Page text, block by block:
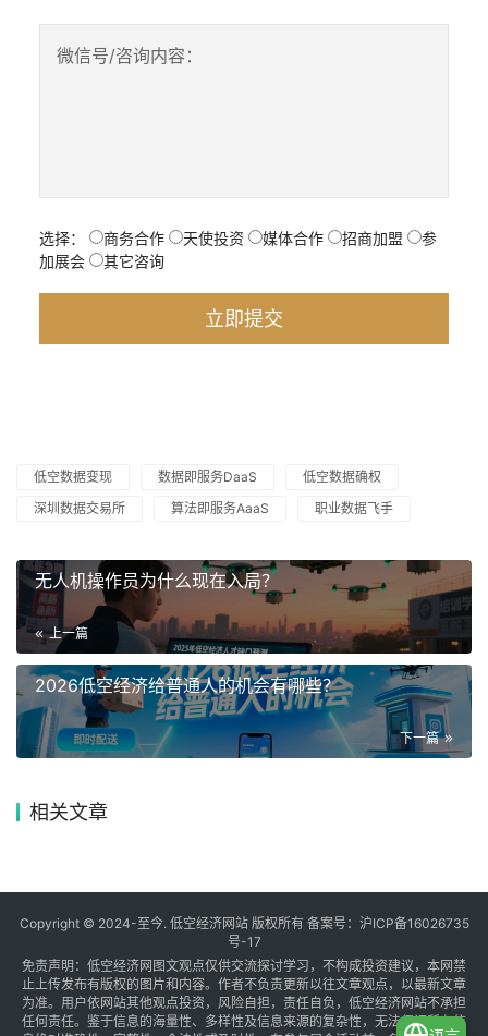
微信号/咨询内容：
选择： 商务合作 天使投资 媒体合作 招商加盟
参
加展会
其它咨询
低空数据变现 数据即服务DaaS
低空数据确权
深圳数据交易所
算法即服务AaaS 职业数据飞手
无人机操作员为什么现在入局？
上一篇
2026低空经济给普通人的机会有哪些？
下一篇
相关文章
Copyright © 2024-至今. 低空经济网站 版权所有 备案号： 沪ICP备16026735
号-17
免责声明：低空经济网图文观点仅供交流探讨学习，不构成投资建议，本网禁
止上传发布有版权的图片和内容。作者不负责更新以往文章观点，以最新文章
为准。用户依网站其他观点投资，风险自担，责任自负，低空经济网站不承担
任何责任。鉴于信息的海量性、多样性及信息来源的复杂性，无法保证所有信